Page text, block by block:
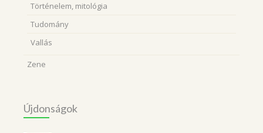
Történelem, mitológia
Tudomány
Vallás
Zene
Újdonságok